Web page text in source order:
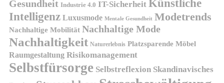
Gesundheit Industrie 4.0 IT-Sicherheit Künstliche
Intelligenz Luxusmode Mentale Gesundheit Modetrends
Nachhaltige Mobilität Nachhaltige Mode
Nachhaltigkeit Naturerlebnis Platzsparende Möbel
Raumgestaltung Risikomanagement
Selbstfürsorge Selbstreflexion Skandinavisches